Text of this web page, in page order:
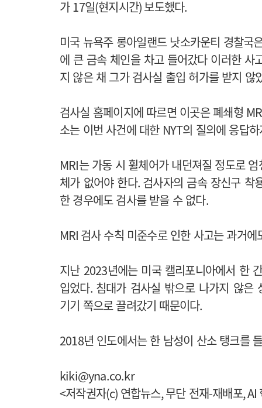
가17일(현지시간)보도했다.
미국 뉴욕주 롱아일랜드 낫소카운티 경찰국
에 큰 금속 체인을 차고 들어갔다 이러한 사
지 않은 채 그가 검사실 출입 허가를 받지 않
검사실 홈페이지에 따르면 이곳은 폐쇄형
소는 이번 사건에 대한 NYT의 질의에 응답
MRI는 가동 시 휠체어가 내던져질 정도로
체가 없어야 한다. 검사자의 금속 장신구 착
한 경우에도 검사를 받을 수 없다.
MRI 검사 수칙 미준수로 인한 사고는 과거에
지난 2023년에는 미국 캘리포니아에서 한
입었다. 침대가 검사실 밖으로 나가지 않은
기기 쪽으로 끌려갔기 때문이다.
2018년 인도에서는 한 남성이 산소 탱크를
kiki@yna.co.kr
<저작권자(c) 연합뉴스,무단 전재-재배포, AI